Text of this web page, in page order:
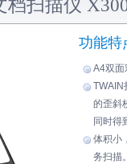
扫描仪
功能特
A4双面
TWAIN
的歪斜
同时得
体积小
务扫描。